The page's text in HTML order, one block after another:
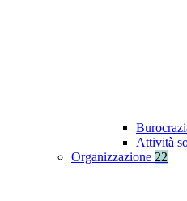
Attività
Organizzazione 22